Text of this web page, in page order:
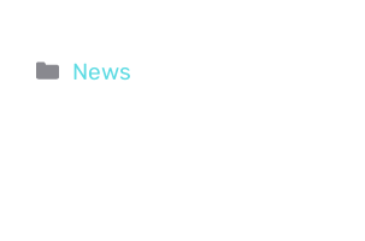
Categorie
News